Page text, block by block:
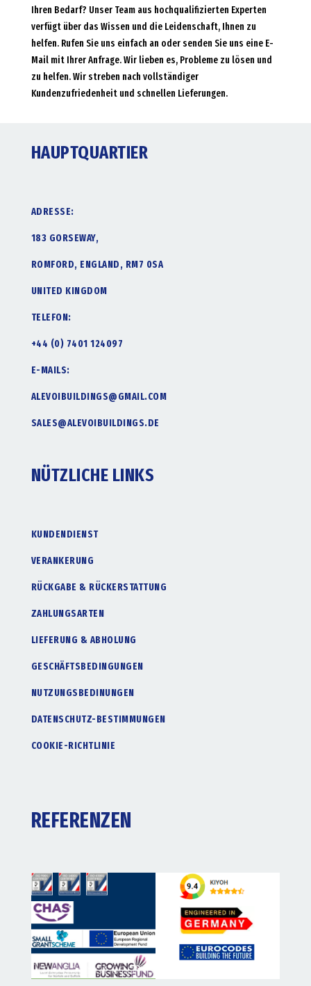
Ihren Bedarf? Unser Team aus hochqualifizierten Experten
verfügt über das Wissen und die Leidenschaft, Ihnen zu
helfen. Rufen Sie uns einfach an oder senden Sie uns eine E-
Mail mit Ihrer Anfrage. Wir lieben es, Probleme zu lösen und
zu helfen. Wir streben nach vollständiger
Kundenzufriedenheit und schnellen Lieferungen.
HAUPTQUARTIER
ADRESSE:
183 GORSEWAY,
ROMFORD, ENGLAND, RM7 0SA
UNITED KINGDOM
TELEFON:
+44 (0) 7401 124097
E-MAILS:
ALEVOIBUILDINGS@GMAIL.COM
SALES@ALEVOIBUILDINGS.DE
NÜTZLICHE LINKS
KUNDENDIENST
VERANKERUNG
RÜCKGABE & RÜCKERSTATTUNG
ZAHLUNGSARTEN
LIEFERUNG & ABHOLUNG
GESCHÄFTSBEDINGUNGEN
NUTZUNGSBEDINUNGEN
DATENSCHUTZ-BESTIMMUNGEN
COOKIE-RICHTLINIE
REFERENZEN